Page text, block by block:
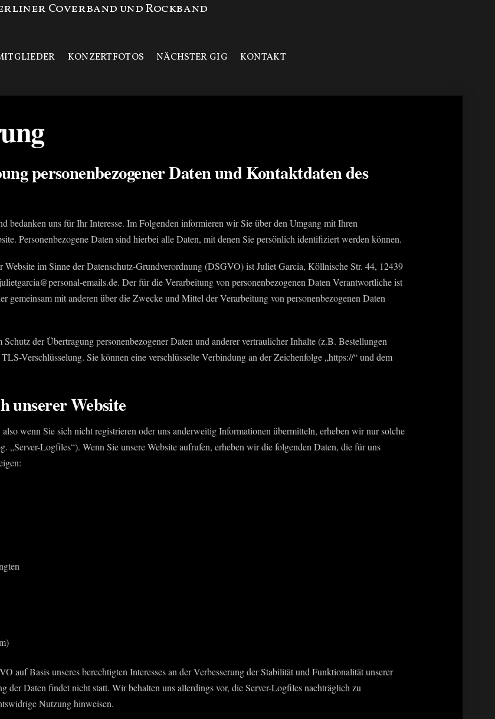
Coverband und Rockband
KONZERTFOTOS NÄCHSTER GIG KONTAKT
personenbezogener Daten und Kontaktdaten des
bedanken uns für Ihr Interesse. Im Folgenden informieren wir Sie über den Umgang mit Ihren
Personenbezogene Daten sind hierbei alle Daten, mit denen Sie persönlich identifiziert werden können.
im Sinne der Datenschutz-Grundverordnung (DSGVO) ist Juliet Garcia, Köllnische Str. 44, 12439
emails.de. Der für die Verarbeitung von personenbezogenen Daten Verantwortliche ist
gemeinsam mit anderen über die Zwecke und Mittel der Verarbeitung von personenbezogenen Daten
der Übertragung personenbezogener Daten und anderer vertraulicher Inhalte (z.B. Bestellungen
Verschlüsselung. Sie können eine verschlüsselte Verbindung an der Zeichenfolge „https://“ und dem
unserer Website
wenn Sie sich nicht registrieren oder uns anderweitig Informationen übermitteln, erheben wir nur solche
„Server-Logfiles“). Wenn Sie unsere Website aufrufen, erheben wir die folgenden Daten, die für uns
auf Basis unseres berechtigten Interesses an der Verbesserung der Stabilität und Funktionalität unserer
der Daten findet nicht statt. Wir behalten uns allerdings vor, die Server-Logfiles nachträglich zu
Nutzung hinweisen.